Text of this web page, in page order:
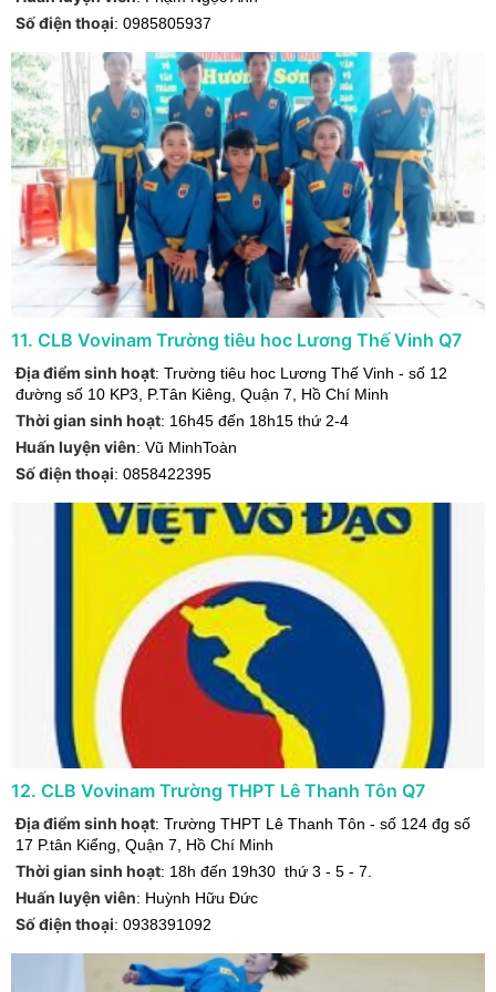
Số điện thoại: 0985805937
11. CLB Vovinam Trường tiêu hoc Lương Thế Vinh Q7
Địa điểm sinh hoạt: Trường tiêu hoc Lương Thế Vinh - số 12
đường số 10 KP3, P.Tân Kiêng Quận 7 Hồ Chí Minh
Thời gian sinh hoạt: 16h45 đến 18h15 thứ 2-4
Huấn luyện viên: Vũ MinhToàn
Số điện thoại: 0858422395
12. CLB Vovinam Trường THPT Lê Thanh Tôn Q7
Địa điểm sinh hoạt: Trường THPT Lê Thanh Tôn - số 124 đg số
17 P.tân Kiểng Quận 7 Hồ Chí Minh
Thời gian sinh hoạt: 18h đến 19h30 thứ 3 - 5 - 7.
Huấn luyện viên: Huỳnh Hữu Đức
Số điện thoại: 0938391092